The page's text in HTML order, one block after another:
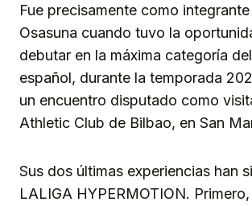
Fue precisamente como
Osasuna cuando tuvo la
debutar en la máxima categoría
español, durante la temporada
un encuentro disputado como
Athletic Club de Bilbao, en San
Sus dos últimas experiencias han
LALIGA HYPERMOTION.